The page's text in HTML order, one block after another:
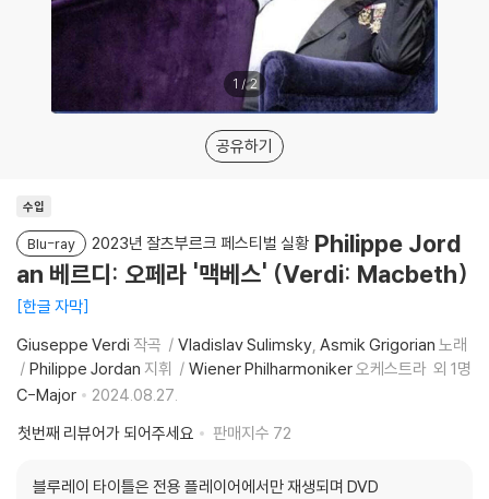
1 /2
공유하기
수입
Blu-ray 2023년 잘츠부르크 페스티벌 실황 Philippe Jord
an 베르디: 오페라 '맥베스' (Verdi: Macbeth)
한글 자막
Giuseppe Verdi 작곡 Vladislav Sulimsky Asmik Grigorian 노래
Philippe Jordan 지휘 Wiener Philharmoniker오케스트라 외 1명
C-Major
2024.08.27.
첫번째 리뷰어가 되어주세요
판매지수 72
블루레이 타이틀은 전용 플레이어에서만 재생되며 DVD